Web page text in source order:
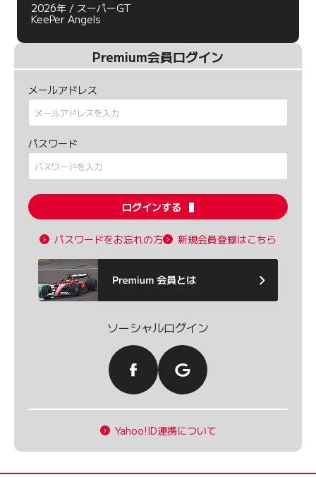
2026年 / スーパーGT
KeePer Angels
Premium会員ログイン
メールアドレス
パスワード
ログインする
パスワードをお忘れの方 新規会員登録はこちら
ソーシャルログイン
Yahoo!ID連携について